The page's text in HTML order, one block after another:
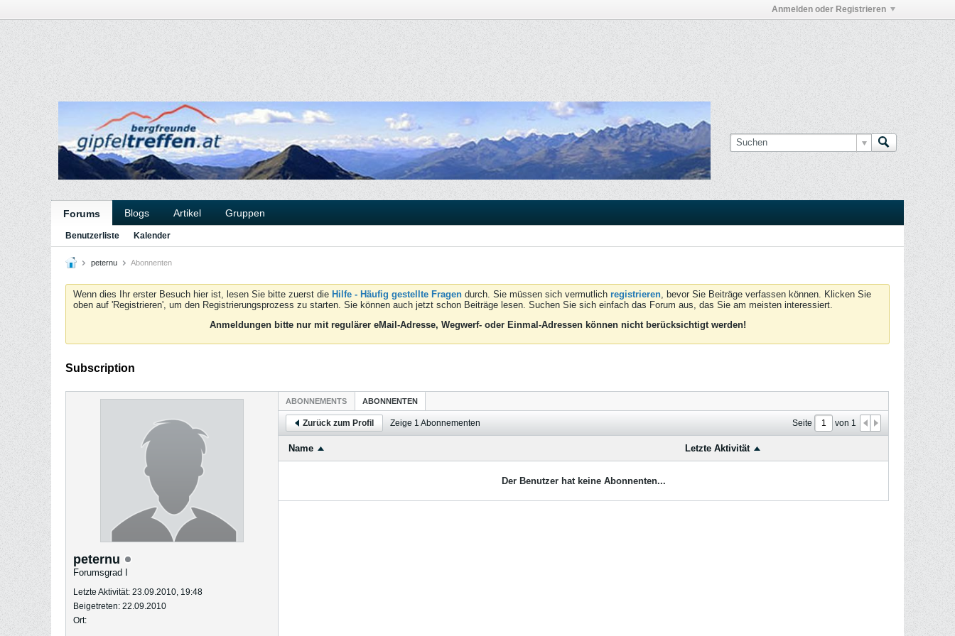
Anmelden oder Registrieren
Forums Blogs Artikel Gruppen
Benutzerliste Kalender
peternu Abonnenten
Wenn dies Ihr erster Besuch hier ist, lesen Sie bitte zuerst die Hilfe - Häufig gestellte Fragen durch. Sie müssen sich vermutlich registrieren, bevor Sie Beiträge verfassen können. Klicken Sie
oben auf 'Registrieren', um den Registrierungsprozess zu starten. Sie können auch jetzt schon Beiträge lesen. Suchen Sie sich einfach das Forum aus, das Sie am meisten interessiert.
Anmeldungen bitte nur mit regulärer eMail-Adresse, Wegwerf- oder Einmal-Adressen können nicht berücksichtigt werden!
Subscription
peternu
Forumsgrad I
Letzte Aktivität: 23.09.2010, 19:48
Beigetreten: 22.09.2010
Ort:
ABONNEMENTS ABONNENTEN
Zurück zum Profil Zeige 1Abonnementen Seite von 1
Name Letzte Aktivität
Der Benutzer hat keine Abonnenten...